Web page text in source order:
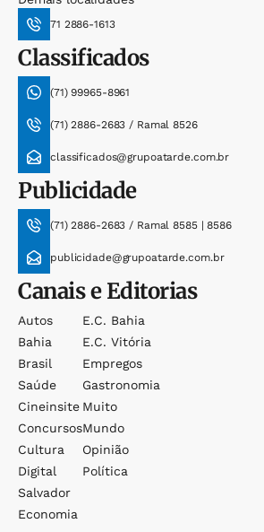
71 2886-1613
Classificados
(71) 99965-8961
(71) 2886-2683 / Ramal 8526
classificados@grupoatarde.com.br
Publicidade
(71) 2886-2683 / Ramal 8585 | 8586
publicidade@grupoatarde.com.br
Canais e Editorias
Autos
Bahia
Brasil
Saúde
Cineinsite
Concursos
Cultura
Digital
Salvador
Economia
E.c. Bahia
E.c. Vitória
Empregos
Gastronomia
Muito
Mundo
Opinião
Política